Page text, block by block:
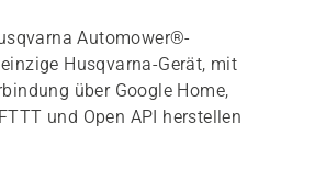
Automower®-
Husqvarna-Gerät, mit
über Google Home,
und Open API herstellen